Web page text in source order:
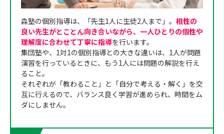
森塾の個別指導は、「先生1人に生徒2人まで」。 相性の
良い先生がとことん向き合いながら、一人ひとりの個性や
理解度に合わせて丁寧に指導を行います。
集団塾や、1対1の個別指導との大きな違いは、1人が問題
演習を行っているときに、もう1人には問題の解説を行え
ること。
それぞれが「教わること」と「自分で考える・解く」を交
互に行えるので、バランス良く学習が進められ、時間をム
ダにしません。